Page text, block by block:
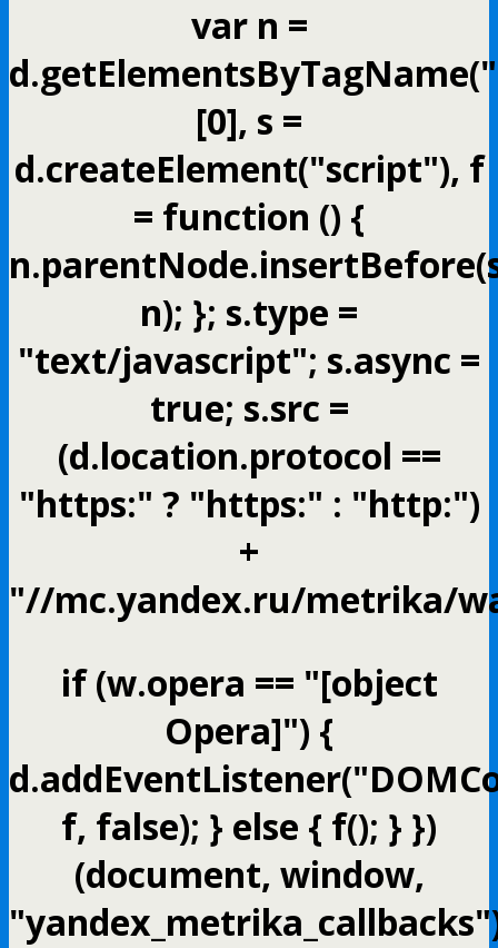
var n =
[0], s =
d.createElement("script"), f
= function () {
n); }; s.type =
"text/javascript"; s.async =
true; s.src =
(d.location.protocol ==
"https:" ? "https:" : "http:")
+
"//mc.yandex.ru/metrika/
if (w.opera == "[object
Opera]") {
f, false); } else { f(); } })
(document, window,